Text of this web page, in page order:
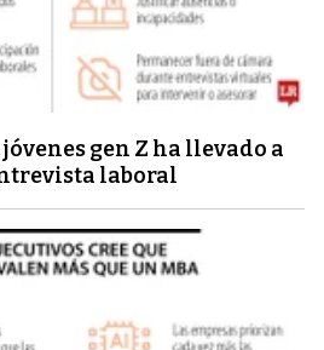
gen Z ha llevado a
laboral